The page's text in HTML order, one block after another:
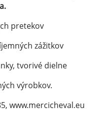
pretekov
zážitkov
tvorivé dielne
výrobkov.
www.mercicheval.eu